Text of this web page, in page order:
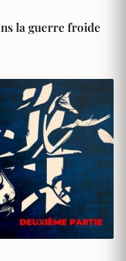
la guerre froide